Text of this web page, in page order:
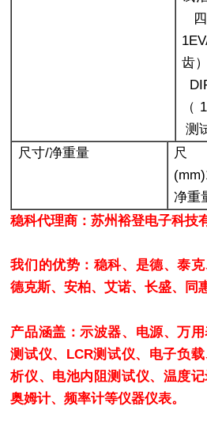
齿
（
测
尺寸/净重量
净重
稳科代理商：苏州裕登电子科技
我们的优势：稳科、是德、泰
德克斯、安柏、艾诺、长盛、同
产品涵盖：示波器、电源、万
测试仪、LCR测试仪、电子负
析仪、电池内阻测试仪、温度
奥姆计、频率计等仪器仪表。